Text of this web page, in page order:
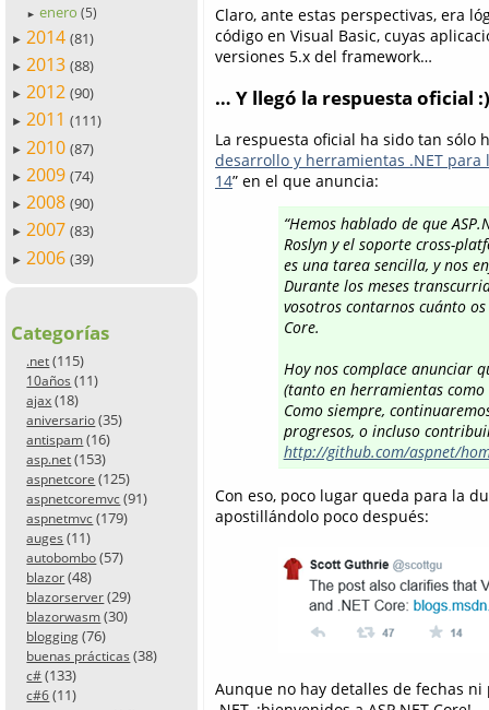
► enero (5)
► 2014 (81)
► 2013 (88)
► 2012 (90)
► 2011 (111)
► 2010 (87)
► 2009 (74)
► 2008 (90)
► 2007 (83)
► 2006 (39)
Categorías
.net (115)
10años (11)
ajax (18)
aniversario (35)
antispam (16)
asp.net (153)
aspnetcore (125)
aspnetcoremvc (91)
aspnetmvc (179)
auges (11)
autobombo (57)
blazor (48)
blazorserver (29)
blazorwasm (30)
blogging (76)
buenas prácticas (38)
c# (133)
c#6 (11)
Claro, ante estas perspectivas, era
código en Visual Basic, cuyas
versiones 5.x del framework…
… Y llegó la respuesta oficial :)
La respuesta oficial ha sido tan sólo
desarrollo y herramientas .NET para
14” en el que anuncia:
“Hemos hablado de que
Roslyn y el soporte cross-
es una tarea sencilla, y nos
Durante los meses
vosotros contarnos cuánto
Core.
Hoy nos complace anunciar
(tanto en herramientas
Como siempre,
progresos, o incluso
http://github.com/aspnet/
Con eso, poco lugar queda para la
apostillándolo poco después:
Aunque no hay detalles de fechas